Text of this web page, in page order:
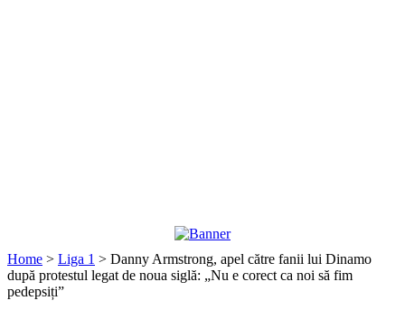
Home > Liga 1 > Danny Armstrong, apel către fanii lui Dinamo
după protestul legat de noua siglă: „Nu e corect ca noi să fim
pedepsiți”